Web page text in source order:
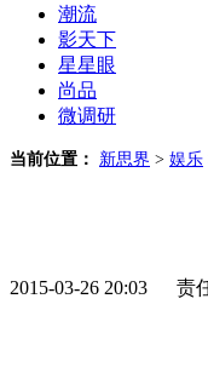
潮流
影天下
星星眼
尚品
微调研
当前位置： 新思界 > 娱乐
2015-03-26 20:03 责